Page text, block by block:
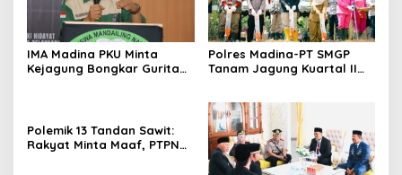
IMA Madina PKU Minta
Kejagung Bongkar Gurita
Polres Madina-PT SMGP
Tanam Jagung Kuartal II
Polemik 13 Tandan Sawit:
Rakyat Minta Maaf, PTPN